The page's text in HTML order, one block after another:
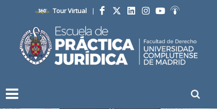
Tour Virtual |
Facebook